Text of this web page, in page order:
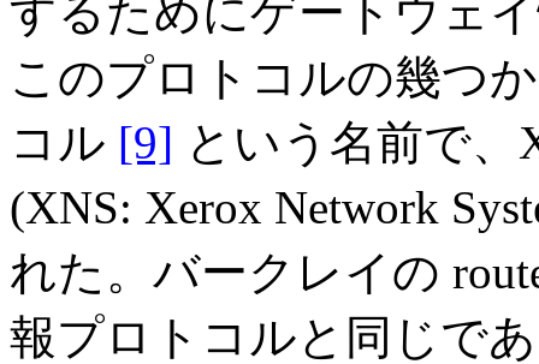
するためにゲートウェ
このプロトコルの幾つ
コル [9] という名前で
(XNS: Xerox Network
れた。バークレイの
報プロトコルと同じで